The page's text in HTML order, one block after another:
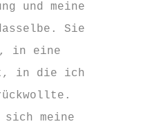
und meine
Sie
in eine
in die ich
sich meine